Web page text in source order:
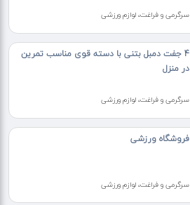
سرگرمی و فراغت، لوازم ورزشی
4 جفت دمبل بتنی با دسته قوی مناسب تمرین
در منزل
سرگرمی و فراغت، لوازم ورزشی
فروشگاه ورزشی
سرگرمی و فراغت، لوازم ورزشی